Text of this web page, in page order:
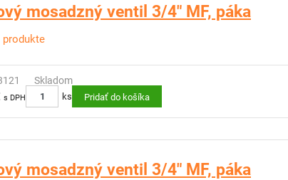
mosadzný ventil 3/4" MF, páka
Skladom
s DPH ks Pridať do košíka
mosadzný ventil 3/4" MF, páka